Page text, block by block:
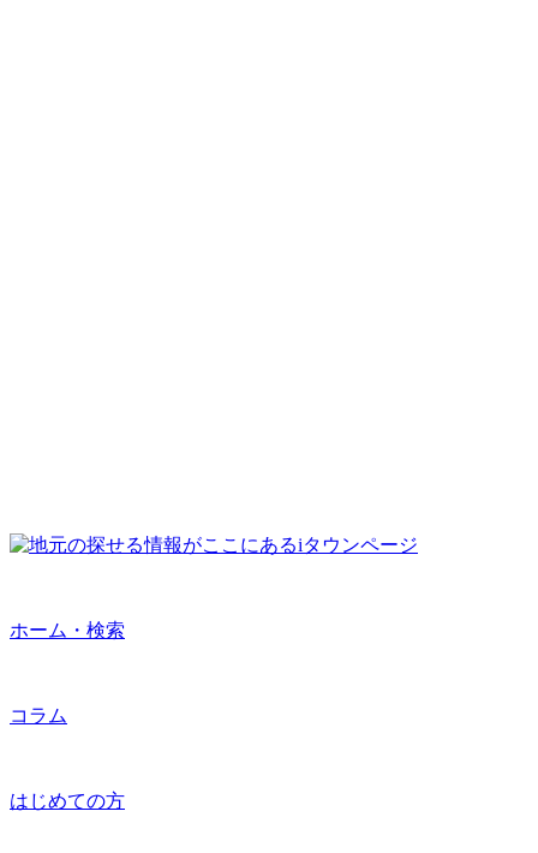
ホーム・検索
コラム
はじめての方